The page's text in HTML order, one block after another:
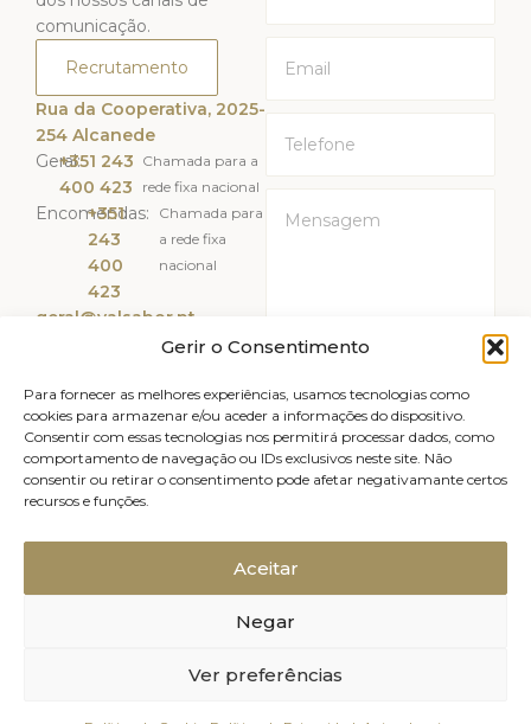
Gerir o Consentimento
Para fornecer as melhores experiências, usamos tecnologias como
cookies para armazenar e/ou aceder a informações do dispositivo.
Consentir com essas tecnologias nos permitirá processar dados, como
comportamento de navegação ou IDs exclusivos neste site. Não
consentir ou retirar o consentimento pode afetar negativamante certos
recursos e funções.
Aceitar
Negar
Ver preferências
comunicação.
Recrutamento
Rua da Cooperativa, 2025-
254 Alcanede
Geral:+351 243
400 423
Chamada para a
rede fixa nacional
Encomendas:
+351
243
400
423
Chamada para
a rede fixa
nacional
geral@valsabor.pt
Li e Aceito a
ENVIAR
Política de Cookies (UE)
Relatório de Sustentabilidade